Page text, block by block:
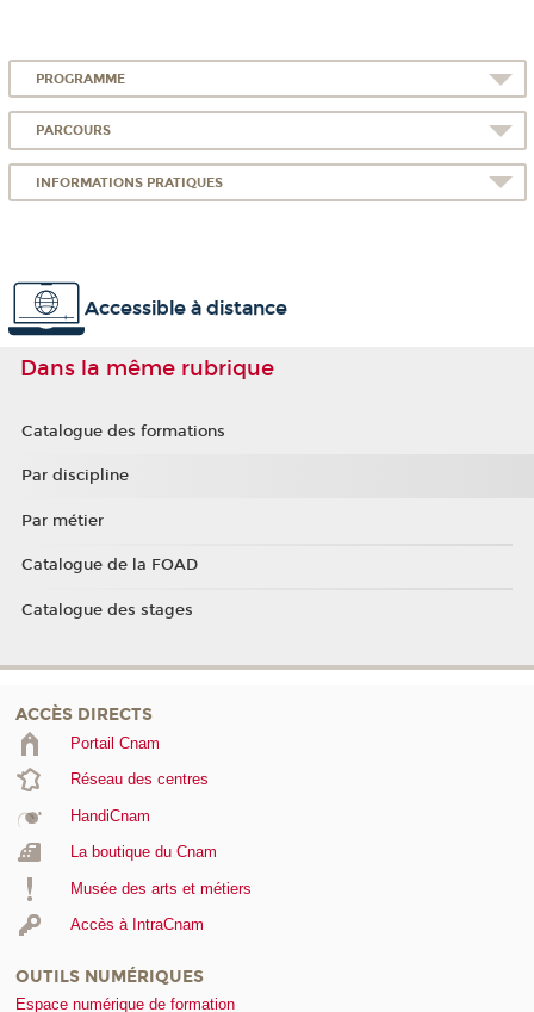
PROGRAMME
PARCOURS
INFORMATIONS PRATIQUES
Accessible à distance
Dans la même rubrique
Catalogue des formations
Par discipline
Par métier
Catalogue de la FOAD
Catalogue des stages
ACCÈS DIRECTS
Portail Cnam
Réseau des centres
HandiCnam
La boutique du Cnam
Musée des arts et métiers
Accès à IntraCnam
OUTILS NUMÉRIQUES
Espace numérique de formation